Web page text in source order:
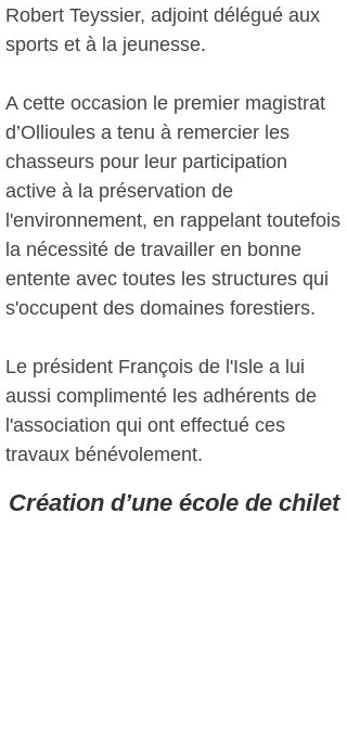
Robert Teyssier, adjoint délégué aux
sports et à la jeunesse.
A cette occasion le premier magistrat
d’Ollioules a tenu à remercier les
chasseurs pour leur participation
active à la préservation de
l'environnement, en rappelant toutefois
la nécessité de travailler en bonne
entente avec toutes les structures qui
s'occupent des domaines forestiers.
Le président François de l'Isle a lui
aussi complimenté les adhérents de
l'association qui ont effectué ces
travaux bénévolement.
Création d’une école de chilet